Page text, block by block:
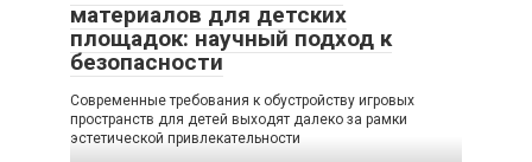
материалов для детских
площадок: научный подход к
безопасности
Современные требования к обустройству игровых
пространств для детей выходят далеко за рамки
эстетической привлекательности